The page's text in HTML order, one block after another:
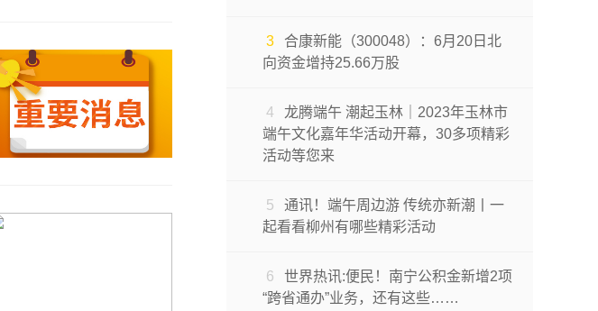
3
合康新能（300048）：6月20日北
向资金增持25.66万股
4
龙腾端午 潮起玉林｜2023年玉林市
端午文化嘉年华活动开幕，30多项精彩
活动等您来
5
通讯！端午周边游 传统亦新潮丨一
起看看柳州有哪些精彩活动
6
世界热讯:便民！南宁公积金新增2项
“跨省通办”业务，还有这些……